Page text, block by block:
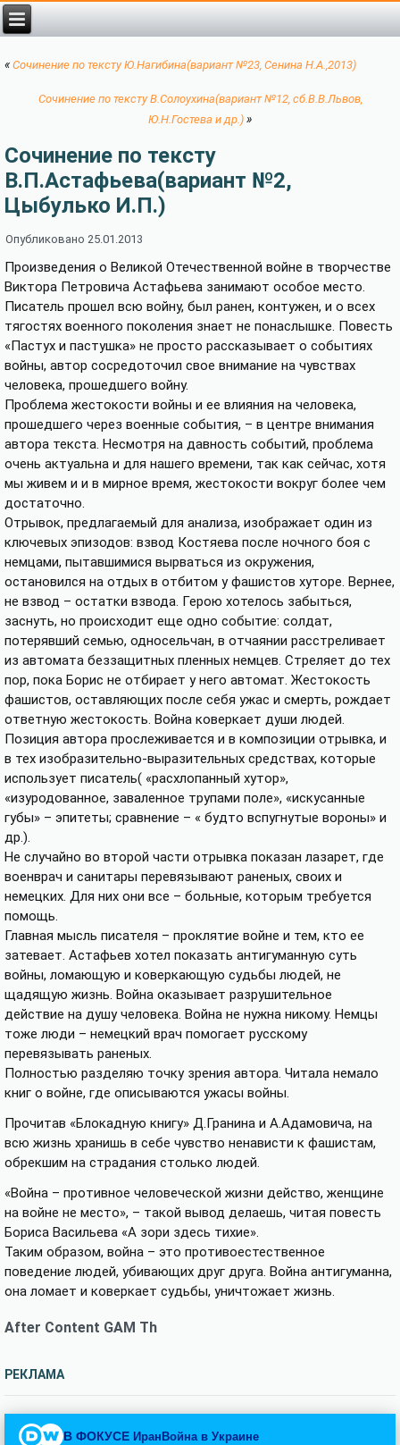
«Сочинение по тексту Ю.Нагибина(вариант №23, Сенина Н.А.,2013)
Сочинение по тексту В.Солоухина(вариант №12, сб.В.В.Львов,
Ю.Н.Гостева и др.) »
Сочинение по тексту
В.П.Астафьева(вариант №2,
Цыбулько И.П.)
Опубликовано 25.01.2013
Произведения о Великой Отечественной войне в творчестве
Виктора Петровича Астафьева занимают особое место.
Писатель прошел всю войну, был ранен, контужен, и о всех
тягостях военного поколения знает не понаслышке. Повесть
«Пастух и пастушка» не просто рассказывает о событиях
войны, автор сосредоточил свое внимание на чувствах
человека, прошедшего войну.
Проблема жестокости войны и ее влияния на человека,
прошедшего через военные события, – в центре внимания
автора текста. Несмотря на давность событий, проблема
очень актуальна и для нашего времени, так как сейчас, хотя
мы живем и и в мирное время, жестокости вокруг более чем
достаточно.
Отрывок, предлагаемый для анализа, изображает один из
ключевых эпизодов: взвод Костяева после ночного боя с
немцами, пытавшимися вырваться из окружения,
остановился на отдых в отбитом у фашистов хуторе. Вернее,
не взвод – остатки взвода. Герою хотелось забыться,
заснуть, но происходит еще одно событие: солдат,
потерявший семью, односельчан, в отчаянии расстреливает
из автомата беззащитных пленных немцев. Стреляет до тех
пор, пока Борис не отбирает у него автомат. Жестокость
фашистов, оставляющих после себя ужас и смерть, рождает
ответную жестокость. Война коверкает души людей.
Позиция автора прослеживается и в композиции отрывка, и
в тех изобразительно-выразительных средствах, которые
использует писатель( «расхлопанный хутор»,
«изуродованное, заваленное трупами поле», «искусанные
губы» – эпитеты; сравнение – « будто вспугнутые вороны» и
др.).
Не случайно во второй части отрывка показан лазарет, где
военврач и санитары перевязывают раненых, своих и
немецких. Для них они все – больные, которым требуется
помощь.
Главная мысль писателя – проклятие войне и тем, кто ее
затевает. Астафьев хотел показать антигуманную суть
войны, ломающую и коверкающую судьбы людей, не
щадящую жизнь. Война оказывает разрушительное
действие на душу человека. Война не нужна никому. Немцы
тоже люди – немецкий врач помогает русскому
перевязывать раненых.
Полностью разделяю точку зрения автора. Читала немало
книг о войне, где описываются ужасы войны.
Прочитав «Блокадную книгу» Д.Гранина и А.Адамовича, на
всю жизнь хранишь в себе чувство ненависти к фашистам,
обрекшим на страдания столько людей.
«Война – противное человеческой жизни действо, женщине
на войне не место», – такой вывод делаешь, читая повесть
Бориса Васильева «А зори здесь тихие».
Таким образом, война – это противоестественное
поведение людей, убивающих друг друга. Война антигуманна,
она ломает и коверкает судьбы, уничтожает жизнь.
After Content GAM Th
РЕКЛАМА
В ФОКУСЕ Иран Война в Украине